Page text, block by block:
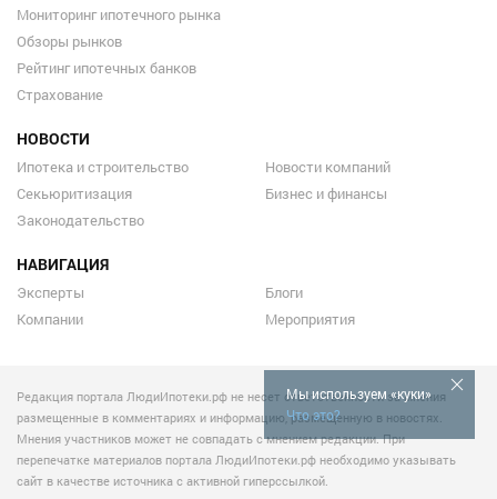
Мы используем «куки»
Что это?
Мониторинг ипотечного рынка
Обзоры рынков
Рейтинг ипотечных банков
Страхование
НОВОСТИ
Ипотека и строительство
Секьюритизация
Законодательство
Новости компаний
Бизнес и финансы
НАВИГАЦИЯ
Эксперты
Компании
Блоги
Мероприятия
Редакция портала ЛюдиИпотеки.рф не несет ответственности за мнения
размещенные в комментариях и информацию, размещенную в новостях.
Мнения участников может не совпадать с мнением редакции. При
перепечатке материалов портала ЛюдиИпотеки.рф необходимо указывать
сайт в качестве источника с активной гиперссылкой.